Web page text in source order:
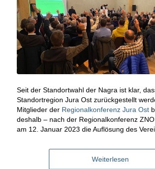
Seit der Standortwahl der Nagra ist klar,
Standortregion Jura Ost zurückgestellt
Mitglieder der Regionalkonferenz Jura Ost
deshalb – nach der Regionalkonferenz
am 12. Januar 2023 die Auflösung des
Weiterlesen